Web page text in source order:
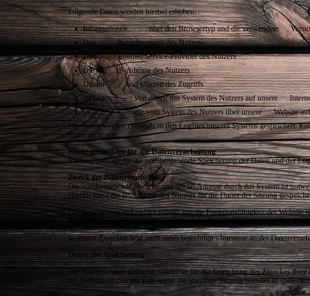
Folgende Daten werden hierbei erhoben:
Informationen über den Browsertyp und die verwendete
Das Betriebssystem des Nutzers
Den Internet-Service-Provider des Nutzers
Die IP-Adresse des Nutzers
Datum und Uhrzeit des Zugriffs
Websites, von denen das System des Nutzers auf unsere
Websites, die vom System des Nutzers über unsere Website
Die Daten werden ebenfalls in den Logfiles unseres Systems gespeichert.
findet nicht statt.
Rechtsgrundlage für die Datenverarbeitung
Rechtsgrundlage für die vorübergehende Speicherung der Daten und der
Zweck der Datenverarbeitung
Die vorübergehende Speicherung der IP-Adresse durch das System ist
Hierfür muss die IP-Adresse des Nutzers für die Dauer der Sitzung
Die Speicherung in Logfiles erfolgt, um die Funktionsfähigkeit der Website
Sicherstellung der Sicherheit unserer informationstechnischen Systeme.
In diesen Zwecken liegt auch unser berechtigtes Interesse an der
Dauer der Speicherung
Die Daten werden gelöscht, sobald sie für die Erreichung des Zweckes
der Website ist dies der Fall, wenn die jeweilige Sitzung beendet ist